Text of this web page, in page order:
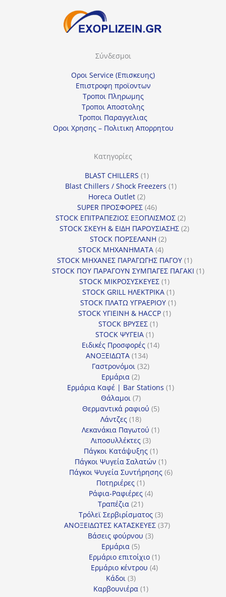
Σύνδεσμοι
Οροι Service (Επισκευης)
Επιστροφη προϊοντων
Τροποι Πληρωμης
Τροποι Αποστολης
Τροποι Παραγγελιας
Οροι Χρησης – Πολιτικη Απορρητου
Κατηγορίες
BLAST CHILLERS 11
προϊόν
Blast Chillers / Shock Freezers 11
Horeca Outlet 22
προϊόντα
SUPER ΠΡΟΣΦΟΡΕΣ 4646
προϊόντα
STOCK ΕΠΙΤΡΑΠΕΖΙΟΣ ΕΞΟΠΛΙΣΜΟΣ 22
προϊόντα
STOCK ΣΚΕΥΗ & ΕΙΔΗ ΠΑΡΟΥΣΙΑΣΗΣ 22
STOCK ΠΟΡΣΕΛΑΝΗ 22
STOCK ΜΗΧΑΝΗΜΑΤΑ 44
προϊόντα
STOCK ΜΗΧΑΝΕΣ ΠΑΡΑΓΩΓΗΣ ΠΑΓΟΥ 11
προϊόν
STOCK ΠΟΥ ΠΑΡΑΓΟΥΝ ΣΥΜΠΑΓΕΣ ΠΑΓΑΚΙ 11
STOCK ΜΙΚΡΟΣΥΣΚΕΥΕΣ 11
προϊόν
STOCK GRILL ΗΛΕΚΤΡΙΚΑ 11
προϊόν
STOCK ΠΛΑΤΩ ΥΓΡΑΕΡΙΟΥ 11
STOCK ΥΓΙΕΙΝΗ & HACCP 11
STOCK ΒΡΥΣΕΣ 11
STOCK ΨΥΓΕΙΑ 11
προϊόν
Ειδικές Προσφορές 1414
ΑΝΟΞΕΙΔΩΤΑ 134134
προϊόντα
Γαστρονόμοι 3232
Ερμάρια 22
προϊόντα
Ερμάρια Καφέ | Bar Stations 11
Θάλαμοι 77
προϊόντα
Θερμαντικά ραφιού 55
Λάντζες 1818
προϊόντα
Λεκανάκια Παγωτού 11
Λιποσυλλέκτες 33
προϊόντα
Πάγκοι Κατάψυξης 11
προϊόν
Πάγκοι Ψυγεία Σαλατών 11
προϊόν
Πάγκοι Ψυγεία Συντήρησης 66
Ποτηριέρες 11
προϊόν
Ράφια-Ραφιέρες 44
Τραπέζια 2121
προϊόντα
Τρόλεϊ Σερβιρίσματος 33
προϊόντα
ΑΝΟΞΕΙΔΩΤΕΣ ΚΑΤΑΣΚΕΥΕΣ 3737
Βάσεις φούρνου 33
Ερμάρια 55
προϊόντα
Ερμάριο επιτοίχιο 11
προϊόν
Ερμάριο κέντρου 44
Κάδοι 33
προϊόντα
Καρβουνιέρα 11